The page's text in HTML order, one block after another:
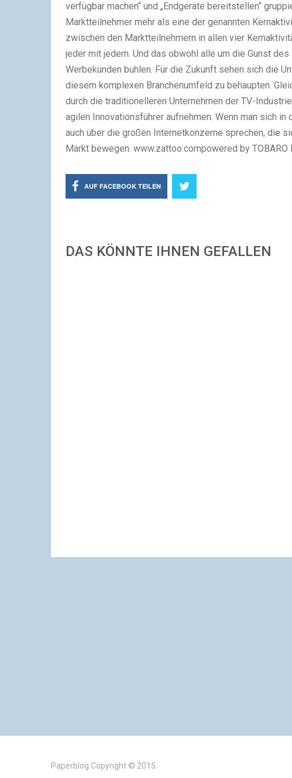
verfügbar machen“ und „Endgeräte bereitstellen“
Marktteilnehmer mehr als eine der genannten
zwischen den Marktteilnehmern in allen vier
jeder mit jedem. Und das obwohl alle um die Gunst
Werbekunden buhlen. Für die Zukunft sehen sich die
diesem komplexen Branchenumfeld zu behaupten.
durch die traditionelleren Unternehmen der TV-
agilen Innovationsführer aufnehmen. Wenn man sich
auch über die großen Internetkonzerne sprechen, die
Markt bewegen. www.zattoo.compowered by TOBARO
AUF FACEBOOK TEILEN
DAS KÖNNTE IHNEN GEFALLEN
Paperblog Copyright © 2015.